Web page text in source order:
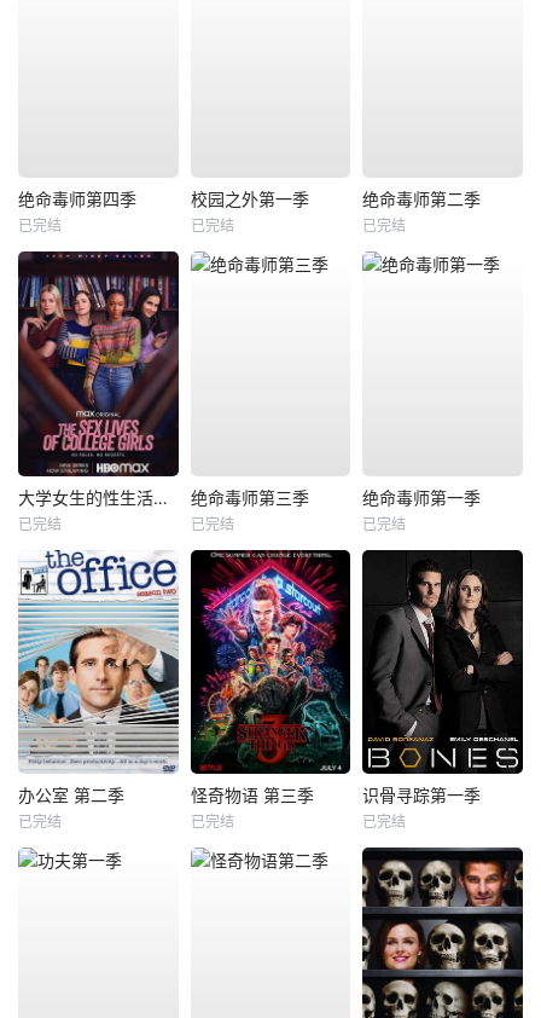
绝命毒师第四季
已完结
校园之外第一季
已完结
绝命毒师第二季
已完结
大学女生的性生活第一季
已完结
绝命毒师第三季
已完结
绝命毒师第一季
已完结
办公室 第二季
已完结
怪奇物语 第三季
已完结
识骨寻踪第一季
已完结